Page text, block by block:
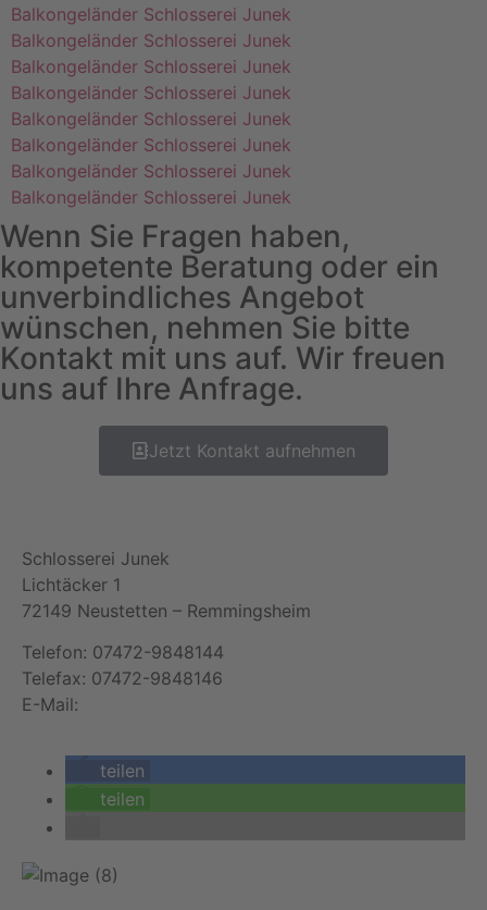
Balkongeländer Schlosserei Junek
Balkongeländer Schlosserei Junek
Balkongeländer Schlosserei Junek
Balkongeländer Schlosserei Junek
Balkongeländer Schlosserei Junek
Balkongeländer Schlosserei Junek
Balkongeländer Schlosserei Junek
Balkongeländer Schlosserei Junek
Wenn Sie Fragen haben,
kompetente Beratung oder ein
unverbindliches Angebot
wünschen, nehmen Sie bitte
Kontakt mit uns auf. Wir freuen
uns auf Ihre Anfrage.
Jetzt Kontakt aufnehmen
Schlosserei Junek
Lichtäcker 1
72149 Neustetten – Remmingsheim
Telefon: 07472-9848144
Telefax: 07472-9848146
E-Mail:
teilen
teilen